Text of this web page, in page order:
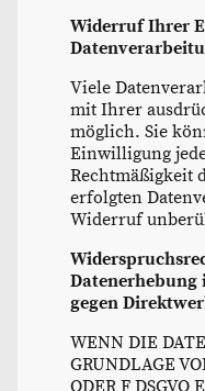
Widerruf Ihrer
Viele
mit Ihrer
möglich. Sie
Einwilligung
Rechtmäßigkeit
erfolgten
Widerruf
Datenerhebung
gegen
WENN DIE
GRUNDLAGE